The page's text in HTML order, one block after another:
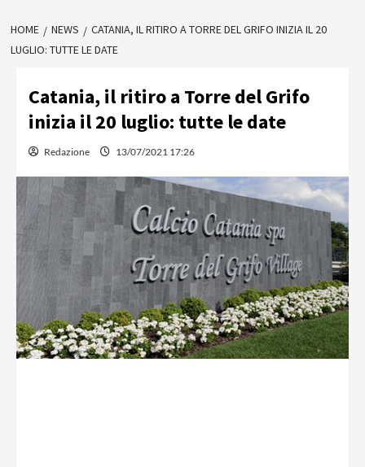
HOME NEWS
CATANIA, IL RITIRO A TORRE DEL GRIFO INIZIA IL 20
LUGLIO: TUTTE LE DATE
Catania, il ritiro a Torre del Grifo
inizia il 20 luglio: tutte le date
Redazione 13/07/2021 17:26